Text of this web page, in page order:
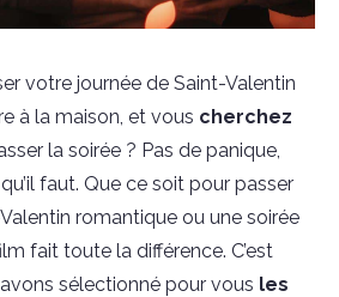
votre journée de Saint-Valentin
à la maison, et vous cherchez
la soirée ? Pas de panique,
faut. Que ce soit pour passer
romantique ou une soirée
fait toute la différence. C’est
sélectionné pour vous les